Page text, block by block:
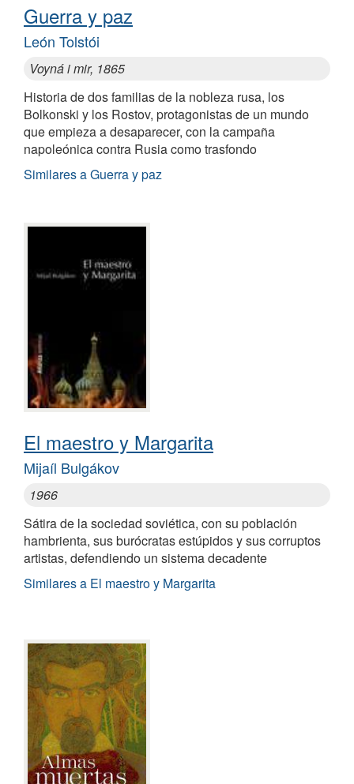
Guerra y paz
León Tolstói
Voyná i mir, 1865
Historia de dos familias de la nobleza rusa, los
Bolkonski y los Rostov, protagonistas de un mundo
que empieza a desaparecer, con la campaña
napoleónica contra Rusia como trasfondo
Similares a Guerra y paz
El maestro y Margarita
Mijaíl Bulgákov
1966
Sátira de la sociedad soviética, con su población
hambrienta, sus burócratas estúpidos y sus corruptos
artistas, defendiendo un sistema decadente
Similares a El maestro y Margarita